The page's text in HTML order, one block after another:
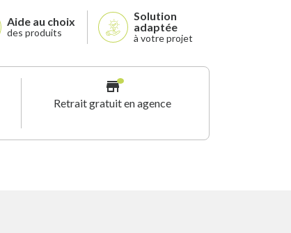
Aide au choix
des produits
Solution
adaptée
à votre projet
store
Retrait gratuit en agence